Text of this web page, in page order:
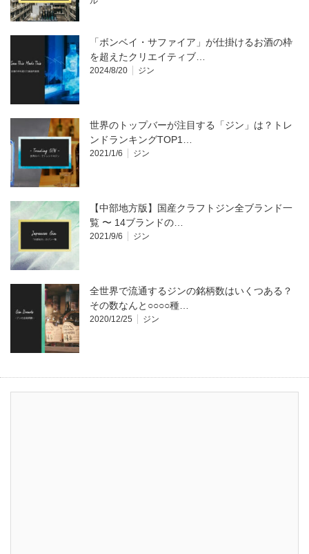
「ボンベイ・サファイア」が仕掛けるお酒の枠
を超えたクリエイティブ…
2024/8/20 ジン
世界のトップバーが注目する「ジン」は？トレ
ンドランキングTOP1…
2021/1/6 ジン
【中部地方版】国産クラフトジン全ブランド一
覧 〜 14ブランドの…
2021/9/6 ジン
全世界で流通するジンの銘柄数はいくつある？
その数なんと○○○○種…
2020/12/25 ジン